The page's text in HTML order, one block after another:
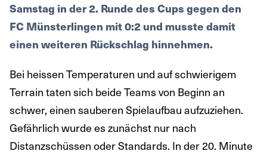
Samstag in der 2. Runde des Cups gegen den
FC Münsterlingen mit 0:2 und musste damit
einen weiteren Rückschlag hinnehmen.
Bei heissen Temperaturen und auf schwierigem
Terrain taten sich beide Teams von Beginn an
schwer, einen sauberen Spielaufbau aufzuziehen.
Gefährlich wurde es zunächst nur nach
Distanzschüssen oder Standards. In der 20. Minute